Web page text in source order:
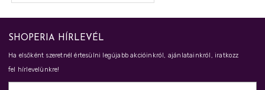
SHOPERIA HÍRLEVÉL
Ha elsőként szeretnél értesülni legújabb akcióinkról, ajánlatainkról, iratkozz
fel hírlevelünkre!